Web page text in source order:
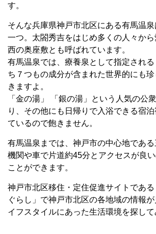
す。
そんな兵庫県神戸市北区にある有馬温
一つ。太閤秀吉をはじめ多くの人々か
西の奥座敷とも呼ばれています。
有馬温泉では、療養泉として指定される
ち７つもの成分が含まれた世界的にも
きますよ。
「金の湯」 「銀の湯」という人気の公
り、その他にも日帰りで入浴できる宿
ているので飽きません。
有馬温泉までは、神戸市の中心地であ
機関や車で片道約45分とアクセスが良
ことができます。
神戸市北区移住・定住促進サイトであ
ぐらし」で神戸市北区の各地域の情報
イフスタイルにあった生活環境を探して